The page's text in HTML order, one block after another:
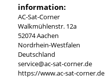
information:
AC-Sat-Corner
Walkmühlenstr. 12a
52074 Aachen
Nordrhein-Westfalen
Deutschland
service@ac-sat-corner.de
https://www.ac-sat-corner.de